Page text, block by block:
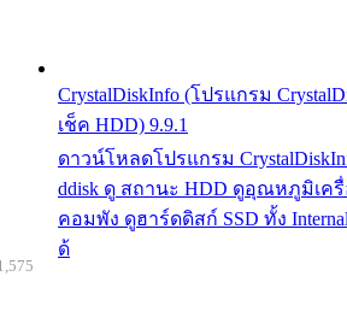
CrystalDiskInfo (โปรแกรม
เช็ค HDD) 9.9.1
ดาวน์โหลดโปรแกรม
ddisk ดู สถานะ HDD ดูอุณหภูมิเค
คอมพัง ดูฮาร์ดดิสก์ SSD ทั้ง
ด้